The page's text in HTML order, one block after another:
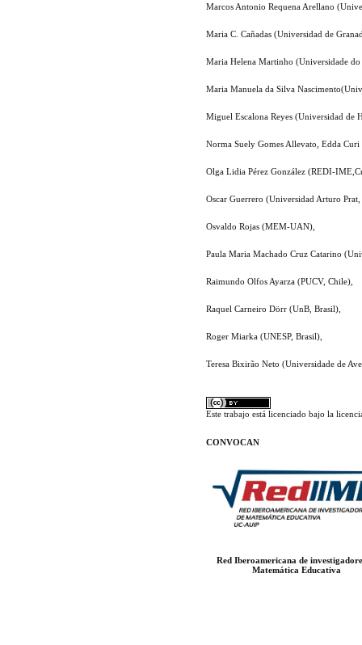
Marcos Antonio Requena Arellano
Maria C. Cañadas (Universidad de
Maria Helena Martinho (Universidade
Maria Manuela da Silva
Miguel Escalona Reyes (Universidad de
Norma Suely Gomes Allevato, Edda
Olga Lidia Pérez González (REDI-
Oscar Guerrero (Universidad Arturo
Osvaldo Rojas (MEM-UAN),
Paula Maria Machado Cruz Catarino
Raimundo Olfos Ayarza (PUCV, Chile),
Raquel Carneiro Dörr (UnB, Brasil),
Roger Miarka (UNESP, Brasil),
Teresa Bixirão Neto (Universidade de
Este trabajo está licenciado bajo la
CONVOCAN
Red Iberoamericana de
Matemática Educativa